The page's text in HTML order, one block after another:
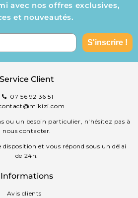
avec nos offres exclusives,
et nouveautés.
S'inscrire !
Service Client
07 56 92 36 51
ou un besoin particulier, n'hésitez pas à
nous contacter.
disposition et vous répond sous un délai
de 24h.
Informations
Avis clients